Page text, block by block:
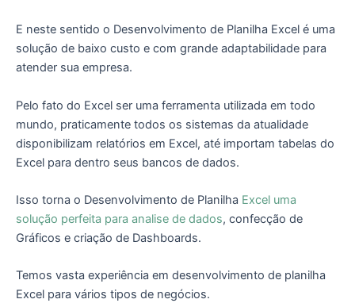
E neste sentido o Desenvolvimento de Planilha Excel é uma
solução de baixo custo e com grande adaptabilidade para
atender sua empresa.
Pelo fato do Excel ser uma ferramenta utilizada em todo
mundo, praticamente todos os sistemas da atualidade
disponibilizam relatórios em Excel, até importam tabelas do
Excel para dentro seus bancos de dados.
Isso torna o Desenvolvimento de Planilha Excel uma
solução perfeita para analise de dados, confecção de
Gráficos e criação de Dashboards.
Temos vasta experiência em desenvolvimento de planilha
Excel para vários tipos de negócios.